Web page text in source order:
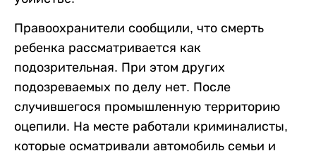
Правоохранители сообщили, что смерть
ребенка рассматривается как
подозрительная. При этом других
подозреваемых по делу нет. После
случившегося промышленную территорию
оцепили. На месте работали криминалисты,
которые осматривали автомобиль семьи и